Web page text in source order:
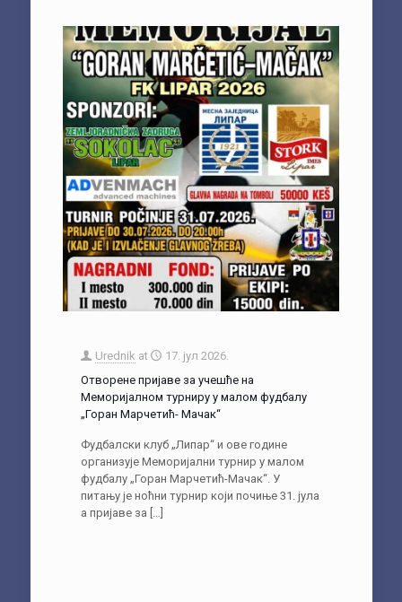
Urednik at
17. јул 2026.
Отворене пријаве за учешће на
Меморијалном турниру у малом фудбалу
„Горан Марчетић- Мачак“
Фудбалски клуб „Липар“ и ове године
организује Меморијални турнир у малом
фудбалу „Горан Марчетић-Мачак“. У
питању је ноћни турнир који почиње 31. јула
а пријаве за […]